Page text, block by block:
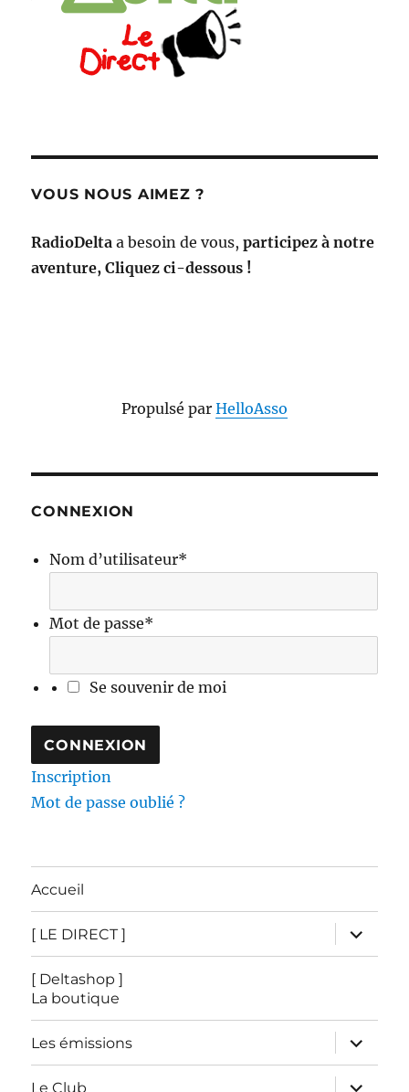
VOUS NOUS AIMEZ ?
RadioDelta a besoin de vous,participez à notre
aventure, Cliquez ci-dessous !
Propulsé par HelloAsso
CONNEXION
Nom d’utilisateur*
Mot de passe*
Se souvenir de moi
Inscription
Mot de passe oublié ?
Accueil
[ LE DIRECT ]
ouvrir
le
sous-
[ Deltashop ]
La boutique
Les émissions
ouvrir
le
sous-
menu
Le Club
ouvrir